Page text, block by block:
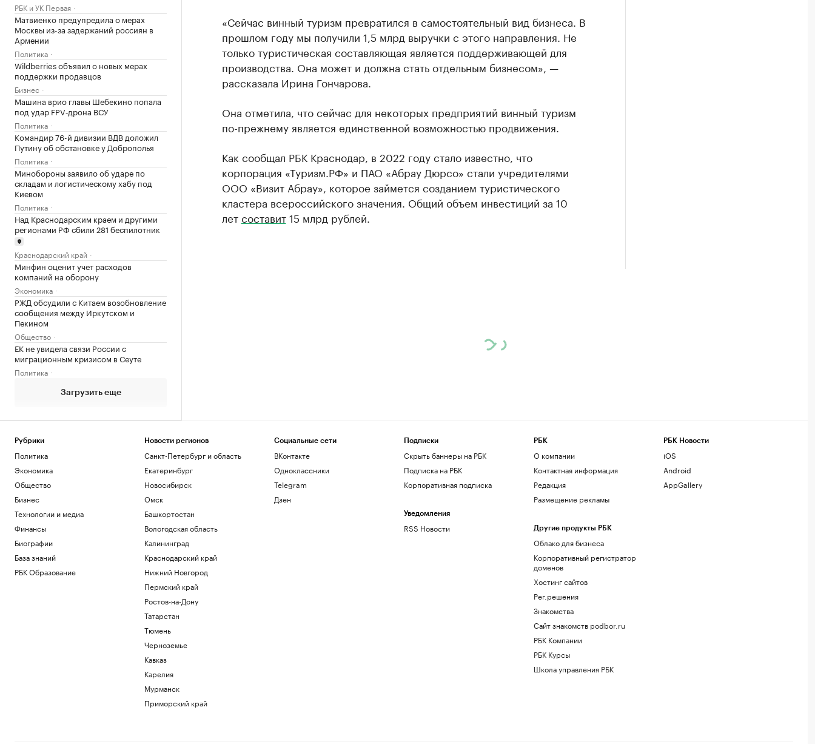
РБК и УК Первая
Матвиенко предупредила о мерах
Москвы из-за задержаний россиян в
Армении
Политика
Wildberries объявил о новых мерах
поддержки продавцов
Бизнес
Машина врио главы Шебекино попала
под удар FPV‑дрона ВСУ
Политика
Командир 76-й дивизии ВДВ доложил
Путину об обстановке у Доброполья
Политика
Минобороны заявило об ударе по
складам и логистическому хабу под
Киевом
Политика
Над Краснодарским краем и другими
регионами РФ сбили 281 беспилотник
Краснодарский край
Минфин оценит учет расходов
компаний на оборону
Экономика
РЖД обсудили с Китаем возобновление
сообщения между Иркутском и
Пекином
Общество
ЕК не увидела связи России с
миграционным кризисом в Сеуте
Политика
Загрузить еще
«Сейчас винный туризм превратился в самостоятельный вид бизнеса. В
прошлом году мы получили 1,5 млрд выручки с этого направления. Не
только туристическая составляющая является поддерживающей для
производства. Она может и должна стать отдельным бизнесом», —
рассказала Ирина Гончарова.
Она отметила, что сейчас для некоторых предприятий винный туризм
по-прежнему является единственной возможностью продвижения.
Как сообщал РБК Краснодар, в 2022 году стало известно, что
корпорация «Туризм.РФ» и ПАО «Абрау Дюрсо» стали учредителями
ООО «Визит Абрау», которое займется созданием туристического
кластера всероссийского значения. Общий объем инвестиций за 10
летсоставит15 млрд рублей.
Рубрики
Политика
Экономика
Общество
Бизнес
Технологии и медиа
Финансы
Биографии
База знаний
РБК Образование
Новости регионов
Санкт-Петербург и область
Екатеринбург
Новосибирск
Омск
Башкортостан
Вологодская область
Калининград
Краснодарский край
Нижний Новгород
Пермский край
Ростов-на-Дону
Татарстан
Тюмень
Черноземье
Кавказ
Карелия
Мурманск
Приморский край
Социальные сети
ВКонтакте
Одноклассники
Telegram
Дзен
Подписки
Скрыть баннеры на РБК
Подписка на РБК
Корпоративная подписка
Уведомления
RSS Новости
РБК
О компании
Контактная информация
Редакция
Размещение рекламы
Другие продукты РБК
Облако для бизнеса
Корпоративный регистратор
доменов
Хостинг сайтов
Рег.решения
Знакомства
Сайт знакомств podbor.ru
РБК Компании
РБК Курсы
Школа управления РБК
РБК Новости
iOS
Android
AppGallery